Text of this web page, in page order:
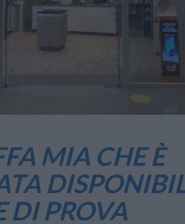
MIA CHE È
DI PROVA